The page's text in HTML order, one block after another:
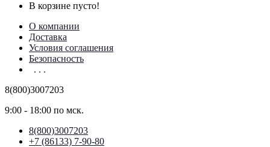
В корзине пусто!
О компании
Доставка
Условия соглашения
Безопасность
. . .
8(800)3007203
9:00 - 18:00 по мск.
8(800)3007203
+7 (86133) 7-90-80